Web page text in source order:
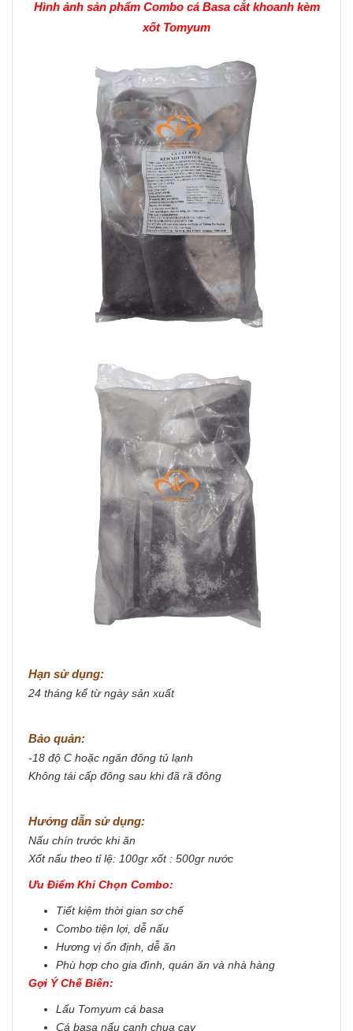
Hình ảnh sản phẩm Combo cá Basa cắt khoanh kèm
xốt Tomyum
Hạn sử dụng:
24 tháng kể từ ngày sản xuất
Bảo quản:
-18 độ C hoặc ngăn đông tủ lạnh
Không tái cấp đông sau khi đã rã đông
Hướng dẫn sử dụng:
Nấu chín trước khi ăn
Xốt nấu theo tỉ lệ: 100gr xốt : 500gr nước
Ưu Điểm Khi Chọn Combo:
Tiết kiệm thời gian sơ chế
Combo tiện lợi, dễ nấu
Hương vị ổn định, dễ ăn
Phù hợp cho gia đình, quán ăn và nhà hàng
Gợi Ý Chế Biến:
Lẩu Tomyum cá basa
Cá basa nấu canh chua cay